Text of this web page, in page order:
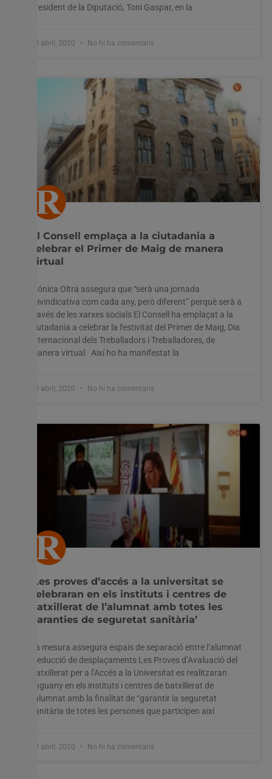
president de la Diputació, Toni Gaspar, en la
30 abril, 2020 No hi ha comentaris
El Consell emplaça a la ciutadania a
celebrar el Primer de Maig de manera
virtual
Mónica Oltra assegura que “serà una jornada
reivindicativa com cada any, però diferent” perquè serà a
través de les xarxes socials El Consell ha emplaçat a la
ciutadania a celebrar la festivitat del Primer de Maig, Dia
Internacional dels Treballadors i Treballadores, de
manera virtual. Així ho ha manifestat la
30 abril, 2020 No hi ha comentaris
‘Les proves d’accés a la universitat se
celebraran en els instituts i centres de
batxillerat de l’alumnat amb totes les
garanties de seguretat sanitària’
La mesura assegura espais de separació entre l’alumnat
i reducció de desplaçaments Les Proves d’Avaluació del
Batxillerat per a l’Accés a la Universitat es realitzaran
enguany en els instituts i centres de batxillerat de
l’alumnat amb la finalitat de “garantir la seguretat
sanitària de totes les persones que participen així
30 abril, 2020 No hi ha comentaris